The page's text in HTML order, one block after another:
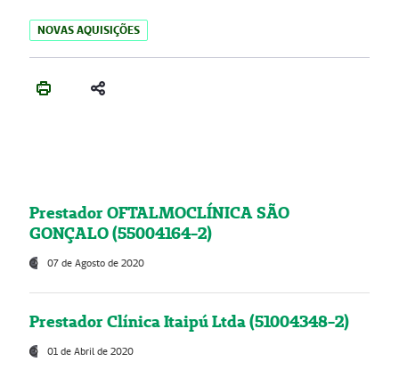
NOVAS AQUISIÇÕES
Prestador OFTALMOCLÍNICA SÃO
GONÇALO (55004164-2)
07 de Agosto de 2020
Prestador Clínica Itaipú Ltda (51004348-2)
01 de Abril de 2020